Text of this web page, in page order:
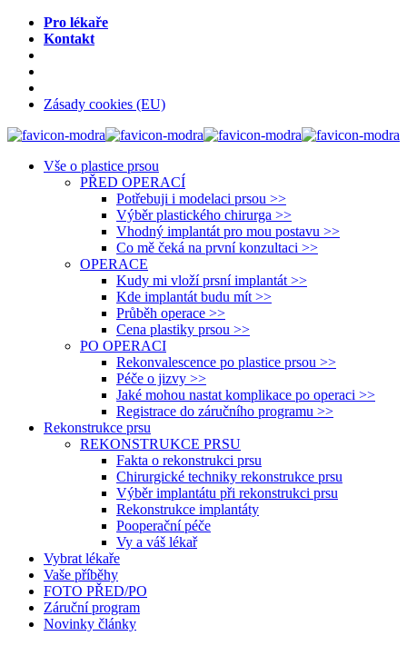
Pro lékaře
Kontakt
Zásady cookies (EU)
Vše o plastice prsou
PŘED OPERACÍ
Potřebuji i modelaci prsou >>
Výběr plastického chirurga >>
Vhodný implantát pro mou postavu >>
Co mě čeká na první konzultaci >>
OPERACE
Kudy mi vloží prsní implantát >>
Kde implantát budu mít >>
Průběh operace >>
Cena plastiky prsou >>
PO OPERACI
Rekonvalescence po plastice prsou >>
Péče o jizvy >>
Jaké mohou nastat komplikace po operaci >>
Registrace do záručního programu >>
Rekonstrukce prsu
REKONSTRUKCE PRSU
Fakta o rekonstrukci prsu
Chirurgické techniky rekonstrukce prsu
Výběr implantátu při rekonstrukci prsu
Rekonstrukce implantáty
Pooperační péče
Vy a váš lékař
Vybrat lékaře
Vaše příběhy
FOTO PŘED/PO
Záruční program
Novinky články